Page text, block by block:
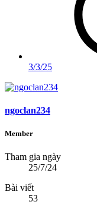
3/3/25
ngoclan234
Member
Tham gia ngày
25/7/24
Bài viết
53